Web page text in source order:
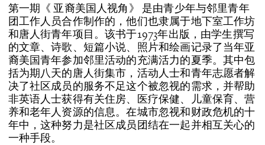
第一期《 亚裔美国人视角》 是由青少年与邻里青年
团工作人员合作制作的，他们也隶属于地下室工作坊
和唐人街青年项目。该书于1973年出版，由学生撰写
的文章、诗歌、短篇小说、照片和绘画记录了当年亚
裔美国青年参加邻里活动的充满活力的夏季。其中包
括为期八天的唐人街集市，活动人士和青年志愿者解
决了社区成员的服务不足这个被忽视的需求，并帮助
非英语人士获得有关住房、医疗保健、儿童保育、营
养和老年人资源的信息。在城市忽视和财政危机的十
年中，这种努力是社区成员团结在一起并相互关心的
一种手段。